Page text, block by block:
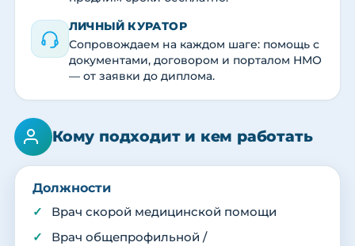
ЛИЧНЫЙ КУРАТОР
Сопровождаем на каждом шаге: помощь с
документами, договором и порталом НМО
— от заявки до диплома.
Кому подходит и кем работать
Должности
Врач скорой медицинской помощи
Врач общепрофильной /